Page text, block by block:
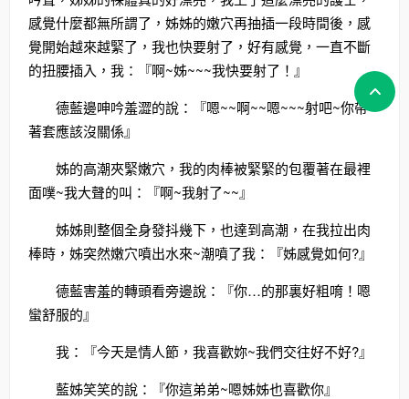
感覺什麼都無所謂了，姊姊的嫩穴再抽插一段時間後，感
覺開始越來越緊了，我也快要射了，好有感覺，一直不斷
的扭腰插入，我：『啊~姊~~~我快要射了！』
德藍邊呻吟羞澀的說：『嗯~~啊~~嗯~~~射吧~你帶
著套應該沒關係』
姊的高潮夾緊嫩穴，我的肉棒被緊緊的包覆著在最裡
面噗~我大聲的叫：『啊~我射了~~』
姊姊則整個全身發抖幾下，也達到高潮，在我拉出肉
棒時，姊突然嫩穴噴出水來~潮噴了我：『姊感覺如何?』
德藍害羞的轉頭看旁邊說：『你…的那裏好粗唷！嗯
蠻舒服的』
我：『今天是情人節，我喜歡妳~我們交往好不好?』
藍姊笑笑的說：『你這弟弟~嗯姊姊也喜歡你』